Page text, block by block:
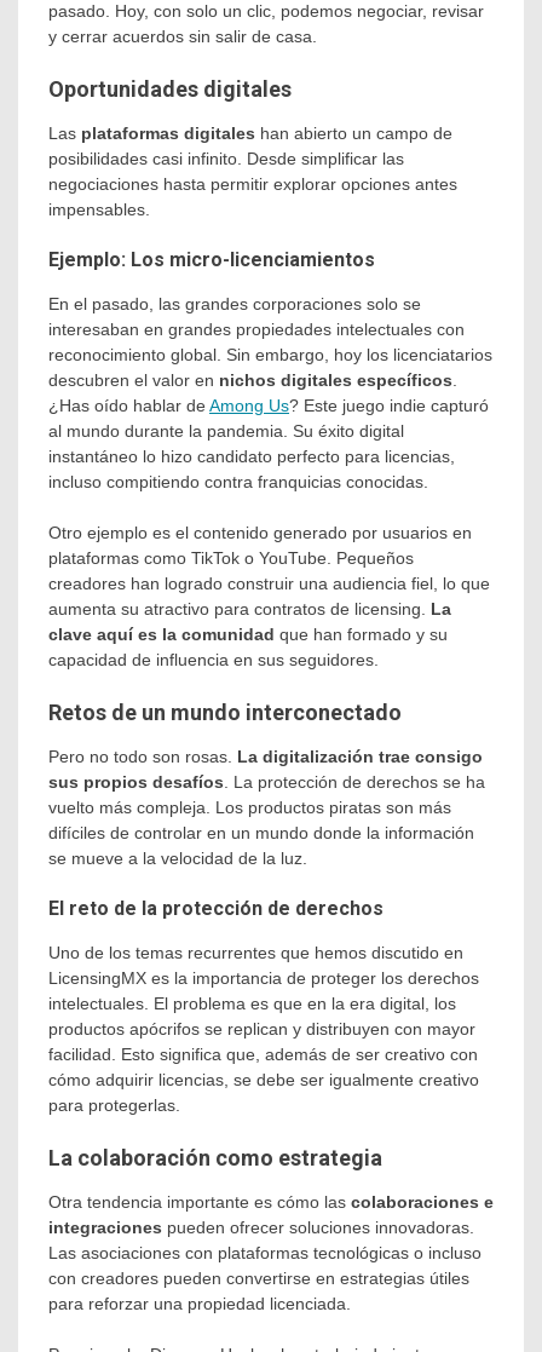
pasado. Hoy, con solo un clic, podemos negociar, revisar
y cerrar acuerdos sin salir de casa.
Oportunidades digitales
Las plataformas digitales han abierto un campo de
posibilidades casi infinito. Desde simplificar las
negociaciones hasta permitir explorar opciones antes
impensables.
Ejemplo: Los micro-licenciamientos
En el pasado, las grandes corporaciones solo se
interesaban en grandes propiedades intelectuales con
reconocimiento global. Sin embargo, hoy los licenciatarios
descubren el valor en nichos digitales específicos.
¿Has oído hablar de Among Us? Este juego indie capturó
al mundo durante la pandemia. Su éxito digital
instantáneo lo hizo candidato perfecto para licencias,
incluso compitiendo contra franquicias conocidas.
Otro ejemplo es el contenido generado por usuarios en
plataformas como TikTok o YouTube. Pequeños
creadores han logrado construir una audiencia fiel, lo que
aumenta su atractivo para contratos de licensing. La
clave aquí es la comunidad que han formado y su
capacidad de influencia en sus seguidores.
Retos de un mundo interconectado
Pero no todo son rosas. La digitalización trae consigo
sus propios desafíos . La protección de derechos se ha
vuelto más compleja. Los productos piratas son más
difíciles de controlar en un mundo donde la información
se mueve a la velocidad de la luz.
El reto de la protección de derechos
Uno de los temas recurrentes que hemos discutido en
LicensingMX es la importancia de proteger los derechos
intelectuales. El problema es que en la era digital, los
productos apócrifos se replican y distribuyen con mayor
facilidad. Esto significa que, además de ser creativo con
cómo adquirir licencias, se debe ser igualmente creativo
para protegerlas.
La colaboración como estrategia
Otra tendencia importante es cómo las colaboraciones e
integraciones pueden ofrecer soluciones innovadoras.
Las asociaciones con plataformas tecnológicas o incluso
con creadores pueden convertirse en estrategias útiles
para reforzar una propiedad licenciada.